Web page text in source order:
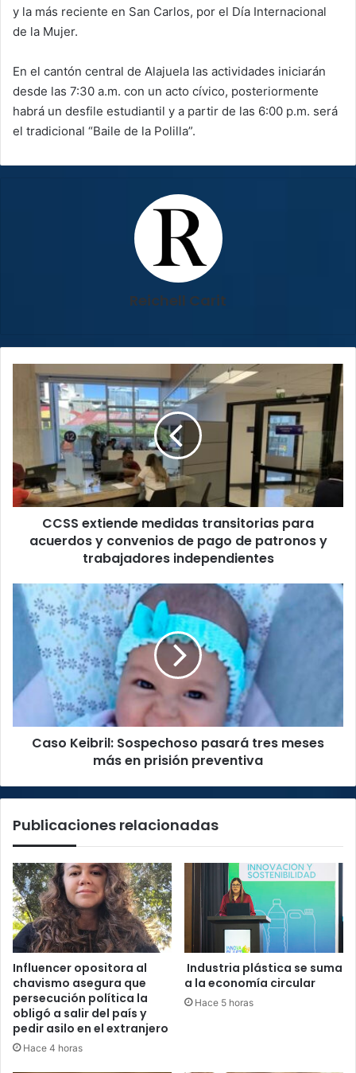
y la más reciente en San Carlos, por el Día Internacional
de la Mujer.
En el cantón central de Alajuela las actividades iniciarán
desde las 7:30 a.m. con un acto cívico, posteriormente
habrá un desfile estudiantil y a partir de las 6:00 p.m. será
el tradicional “Baile de la Polilla”.
Reichell Carit
CCSS
extiende
medidas
transitorias
y
convenios
de
trabajadores
independientes
CCSS extiende medidas transitorias para
acuerdos y convenios de pago de patronos y
trabajadores independientes
Caso
Keibril:
Sospechoso
pasará
meses
más
en
prisión
preventiva
Caso Keibril: Sospechoso pasará tres meses
más en prisión preventiva
Publicaciones relacionadas
Influencer opositora al
chavismo asegura que
persecución política la
obligó a salir del país y
pedir asilo en el extranjero
Hace 4 horas
Industria plástica se suma
a la economía circular
Hace 5 horas